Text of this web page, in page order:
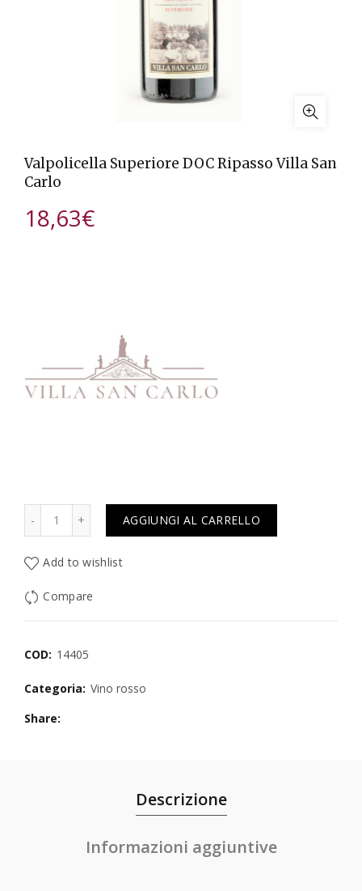
Valpolicella Superiore DOC Ripasso Villa San
Carlo
18,63€
AGGIUNGI AL CARRELLO
Add to wishlist
Compare
COD: 14405
Categoria: Vino rosso
Share
Descrizione
Informazioni aggiuntive